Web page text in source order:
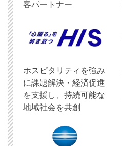
客パートナー
ホスピタリティを強み
に課題解決・経済促進
を支援し、持続可能な
地域社会を共創